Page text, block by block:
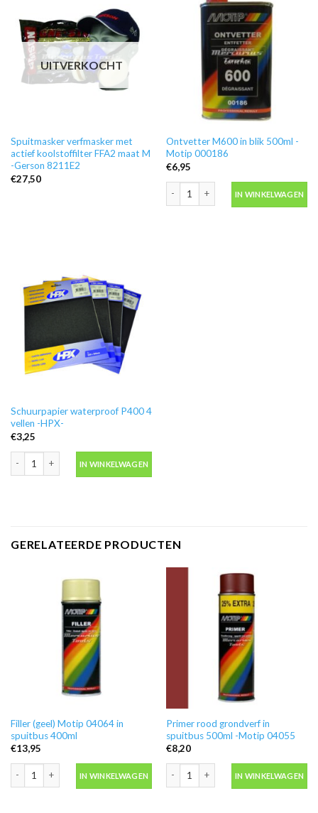
UITVERKOCHT
Spuitmasker verfmasker met
actief koolstoffilter FFA2 maat M
-Gerson 8211E2
€27,50
Ontvetter M600 in blik 500ml -
Motip 000186
€6,95
IN WINKELWAGEN
Schuurpapier waterproof P400 4
vellen -HPX-
€3,25
IN WINKELWAGEN
GERELATEERDE PRODUCTEN
Filler (geel) Motip 04064 in
spuitbus 400ml
€13,95
IN WINKELWAGEN
Primer rood grondverf in
spuitbus 500ml -Motip 04055
€8,20
IN WINKELWAGEN